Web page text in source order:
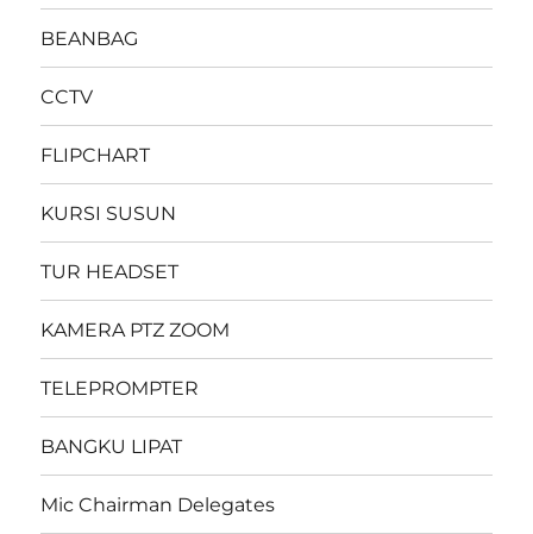
BEANBAG
CCTV
FLIPCHART
KURSI SUSUN
TUR HEADSET
KAMERA PTZ ZOOM
TELEPROMPTER
BANGKU LIPAT
Mic Chairman Delegates